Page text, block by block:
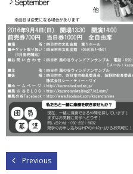
Previous